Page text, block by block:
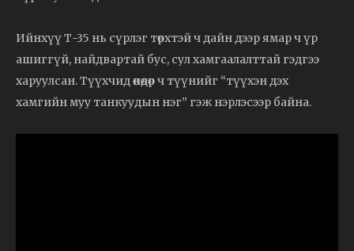
Ийнхүү Т-35 нь сүрлэг төрхтэй ч дайн дээр ямар ч үр
ашиггүй, найдвартай бус, сул хамгаалалттай гэдгээ
харуулсан. Түүхчид өнөөдөр ч түүнийг “түүхэн дэх
хамгийн муу танкуудын нэг” гэж нэрлэсээр байна.